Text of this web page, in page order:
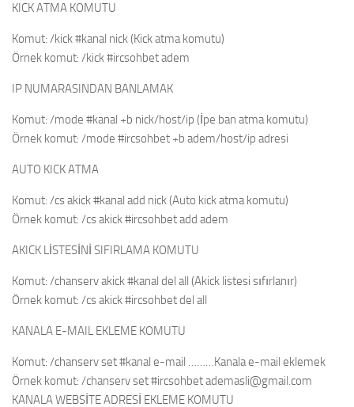
KICK ATMA KOMUTU
Komut: /kick #kanal nick (Kick atma komutu)
Örnek komut: /kick #ircsohbet adem
IP NUMARASINDAN BANLAMAK
Komut: /mode #kanal +b nick/host/ip (İpe ban atma komutu)
Örnek komut: /mode #ircsohbet +b adem/host/ip adresi
AUTO KICK ATMA
Komut: /cs akick #kanal add nick (Auto kick atma komutu)
Örnek komut: /cs akick #ircsohbet add adem
AKICK LİSTESİNİ SIFIRLAMA KOMUTU
Komut: /chanserv akick #kanal del all (Akick listesi sıfırlanır)
Örnek komut: /cs akick #ircsohbet del all
KANALA E-MAIL EKLEME KOMUTU
Komut: /chanserv set #kanal e-mail ………Kanala e-mail eklemek
Örnek komut: /chanserv set #ircsohbetademasli@gmail.com
KANALA WEBSİTE ADRESİ EKLEME KOMUTU